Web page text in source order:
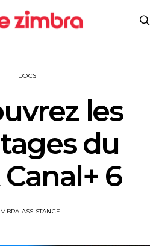
DOCS
les
du
6
ASSISTANCE